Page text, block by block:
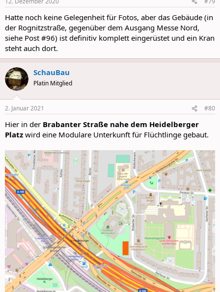
s
Hatte noch keine Gelegenheit für Fotos, aber das Gebäude (in
der Rognitzstraße, gegenüber dem Ausgang Messe Nord,
siehe Post #96) ist definitiv komplett eingerüstet und ein Kran
steht auch dort.
SchauBau
Platin Mitglied
2. Januar 2021 #80
Hier in der Brabanter Straße nahe dem Heidelberger
Platz wird eine Modulare Unterkunft für Flüchtlinge gebaut.